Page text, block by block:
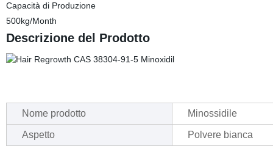
Capacità di Produzione
500kg/Month
Descrizione del Prodotto
Nome prodotto Minossidile
Aspetto Polvere bianca